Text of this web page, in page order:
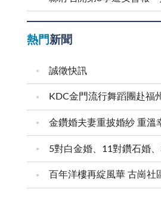
熱門新聞
誠徵快訊
百年洋樓再綻風華 古崗社